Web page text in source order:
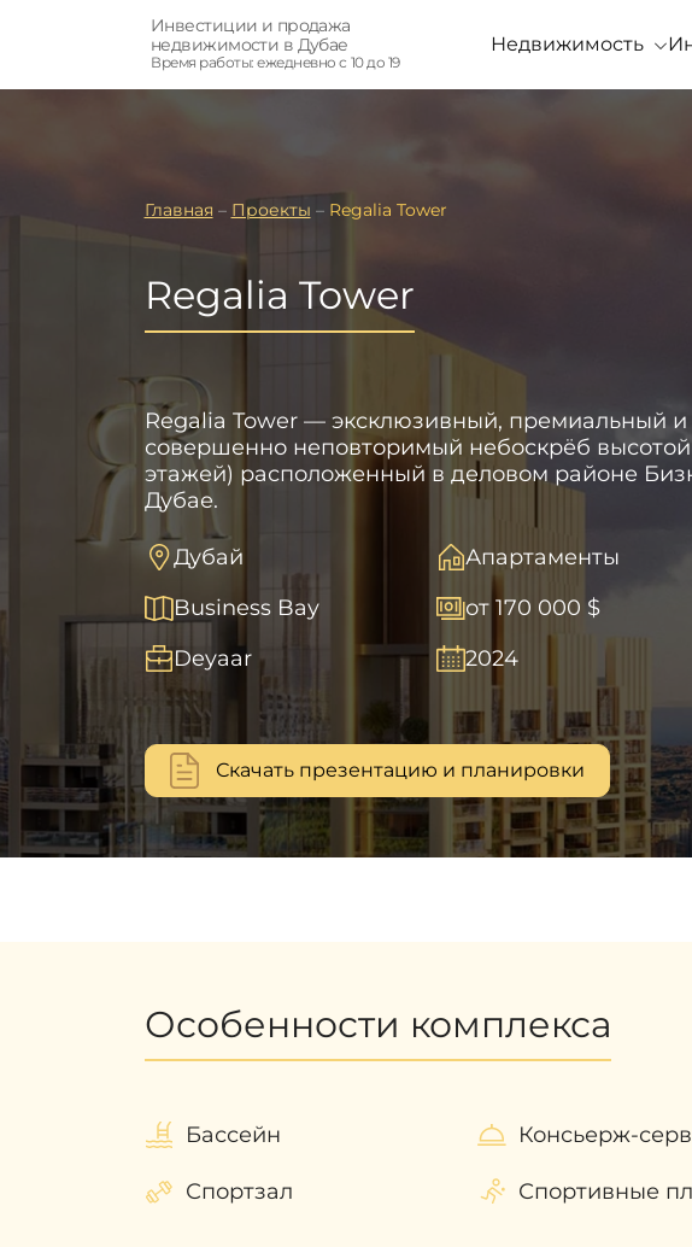
Инвестиции и продажа
недвижимости в Дубае
Время работы: ежедневно с 10 до 19
Недвижимость
Главная – Проекты – Regalia Tower
Regalia Tower
Regalia Tower — эксклюзивный, премиальный и
совершенно неповторимый небоскрёб высотой
этажей) расположенный в деловом районе
Дубае.
Дубай
Апартаменты
Business Bay
от 170 000 $
Deyaar
2024
Скачать презентацию и планировки
Особенности комплекса
Бассейн Консьерж-
Спортзал Спортивные